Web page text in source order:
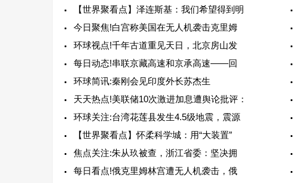
【世界聚看点】泽连斯基：我们希望得到明
今日聚焦!白宫称美国在无人机袭击克里姆
环球视点!千年古道重见天日，北京房山发
每日动态!串联京藏高速和京承高速——回
环球简讯:秦刚会见印度外长苏杰生
天天热点!美联储10次激进加息遭舆论批评：
环球关注:台湾花莲县发生4.5级地震，震源
【世界聚看点】怀柔科学城：用“大装置”
焦点关注:朱从玖被查，浙江省委：坚决拥
每日看点!俄克里姆林宫遭无人机袭击，俄